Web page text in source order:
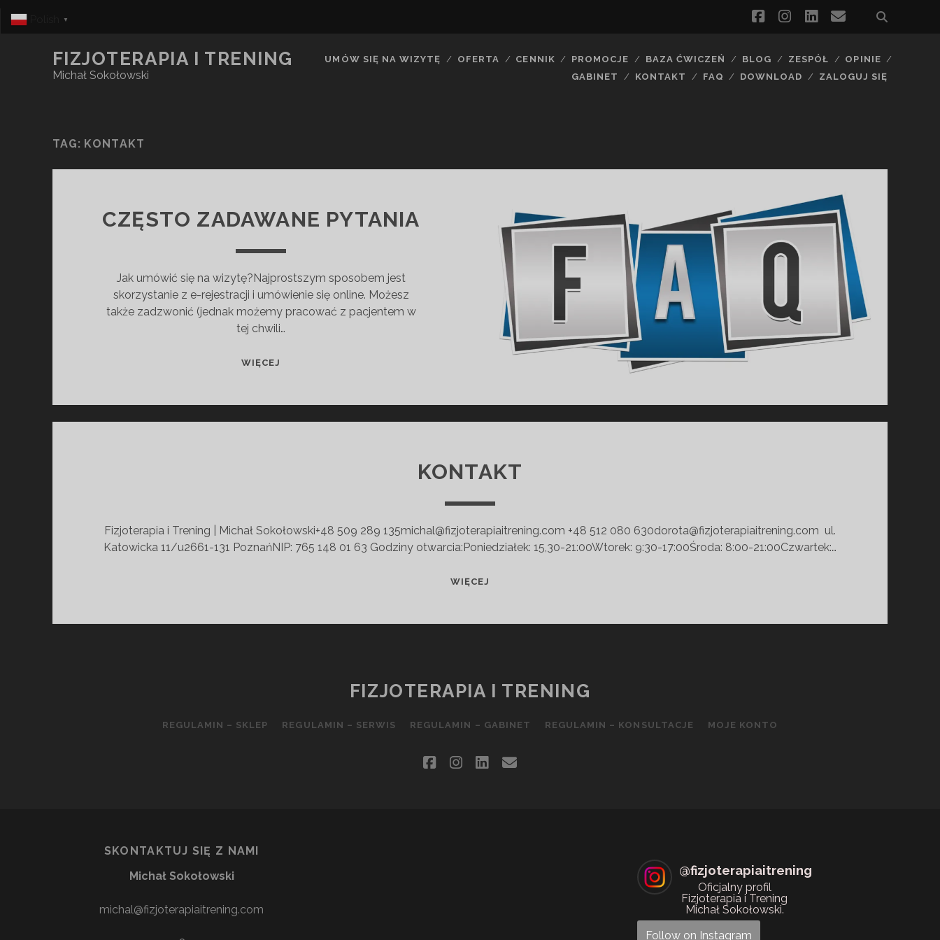
facebookinstagram
linkedinemail
FIZJOTERAPIA I TRENING
Michał Sokołowski
UMÓW SIĘ NA WIZYTĘ OFERTA CENNIK PROMOCJE BAZA ĆWICZEŃ BLOG ZESPÓŁ
OPINIE
GABINET
KONTAKT FAQ DOWNLOAD ZALOGUJ SIĘ
TAG: KONTAKT
CZĘSTO ZADAWANE PYTANIA
Jak umówić się na wizytę?Najprostszym sposobem jest
skorzystanie z e-rejestracji i umówienie się online. Możesz
także zadzwonić (jednak możemy pracować z pacjentem w
tej chwili…
WIĘCEJ
KONTAKT
Fizjoterapia i Trening | Michał Sokołowski+48 509 289 135michal@fizjoterapiaitrening.com +48 512 080 630dorota@fizjoterapiaitrening.com ul.
Katowicka 11/u2661-131 PoznańNIP: 765 148 01 63 Godziny otwarcia:Poniedziałek: 15,30-21:00Wtorek: 9:30-17:00Środa: 8:00-21:00Czwartek:…
WIĘCEJ
FIZJOTERAPIA I TRENING
REGULAMIN – SKLEP REGULAMIN – SERWIS REGULAMIN – GABINET REGULAMIN – KONSULTACJE MOJE KONTO
facebookinstagram
linkedin
email
SKONTAKTUJ SIĘ Z NAMI
Michał Sokołowski
michal@fizjoterapiaitrening.com
@fizjoterapiaitrening
Oficjalny profil
Fizjoterapia i Trening
Michał Sokołowski.
Follow on Instagram
▼